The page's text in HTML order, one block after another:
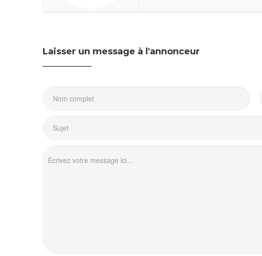
Laisser un message à l'annonceur